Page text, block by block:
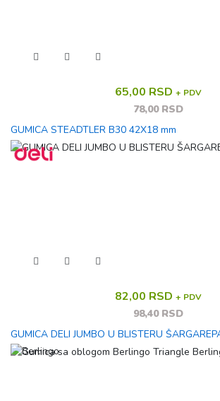
65,00 RSD + PDV
78,00 RSD
GUMICA STEADTLER B30 42X18 mm
82,00 RSD + PDV
98,40 RSD
GUMICA DELI JUMBO U BLISTERU